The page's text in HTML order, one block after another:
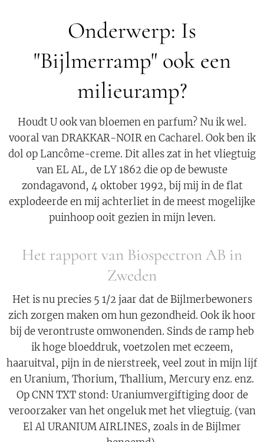
Onderwerp: Is
"Bijlmerramp" ook een
milieuramp?
Houdt U ook van bloemen en parfum? Nu ik wel.
vooral van DRAKKAR-NOIR en Cacharel. Ook ben ik
dol op Lancôme-creme. Dit alles zat in het vliegtuig
van EL AL, de LY 1862 die op de bewuste
zondagavond, 4 oktober 1992, bij mij in de flat
explodeerde en mij achterliet in de meest mogelijke
puinhoop ooit gezien in mijn leven.
Het rapport van Biospectron AB in
Zweden
Het is nu precies 5 1/2 jaar dat de Bijlmerbewoners
zich zorgen maken om hun gezondheid. Ook ik hoor
bij de verontruste omwonenden. Sinds de ramp heb
ik hoge bloeddruk, voetzolen met eczeem,
haaruitval, pijn in de nierstreek, veel zout in mijn lijf
en Uranium, Thorium, Thallium, Mercury enz. enz.
Op CNN TXT stond: Uraniumvergiftiging door de
veroorzaker van het ongeluk met het vliegtuig. (van
El Al URANIUM AIRLINES, zoals in de Bijlmer